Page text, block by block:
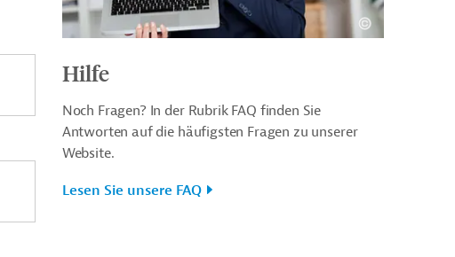
Hilfe
Noch Fragen? In der Rubrik FAQ finden Sie
Antworten auf die häufigsten Fragen zu unserer
Website.
Lesen Sie unsere FAQ